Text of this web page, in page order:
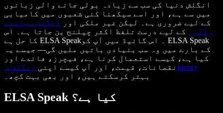
انگلش دنیا کی سب سے زیادہ بولی جانے والی زبانوں
میں سے ہے، اور اسے سیکھنا کئی شعبوں میں کامیابی
کے لیے ضروری ہے۔ لیکن غیر ملکی اور
انگلش سیکھنے
والوں کے لیے درست تلفظ اکثر چیلنج بن جاتا ہے۔ اس
کا حل ہے ELSA Speak۔ اس گائیڈ میں آپ کو ELSA Speak
کے بارے میں وہ سب بنیادی باتیں ملیں گی— جیسے یہ
کیا ہے، کیسے استعمال کرنا ہے، فیچرز، فائدے اور
نقصانات، قیمت، اور آپ کیسے اپنی انگلش فluency
بہتر کرسکتے ہیں، اور بھی بہت کچھ۔
ELSA Speak کیا ہے؟